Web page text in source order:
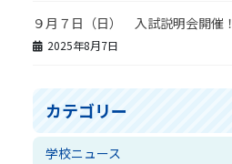
９月７日（日） 入試説明会開催！
2025年8月7日
カテゴリー
学校ニュース